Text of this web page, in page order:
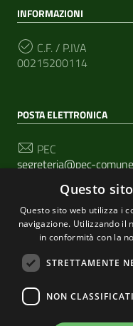
INFORMAZIONI
C.F. / P.IVA
00215200114
POSTA ELETTRONICA
PEC
segreteria@pec-
Email
SEGUICI SU
Questo
Questo sito web utilizza i
navigazione. Utilizzando il
in conformità con la
STRETTAMENTE
NON CLASSIFICATI